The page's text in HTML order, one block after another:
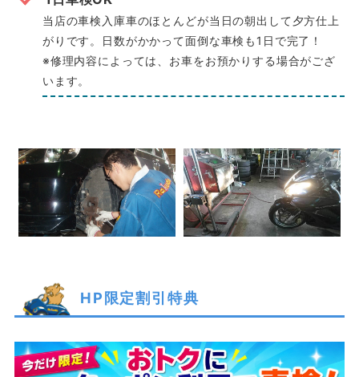
当店の車検入庫車のほとんどが当日の朝出して夕方仕上
がりです。日数がかかって面倒な車検も1日で完了！
※修理内容によっては、お車をお預かりする場合がござ
います。
HP限定割引特典